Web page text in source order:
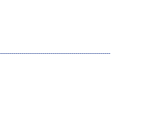
---------------------------------------------------------